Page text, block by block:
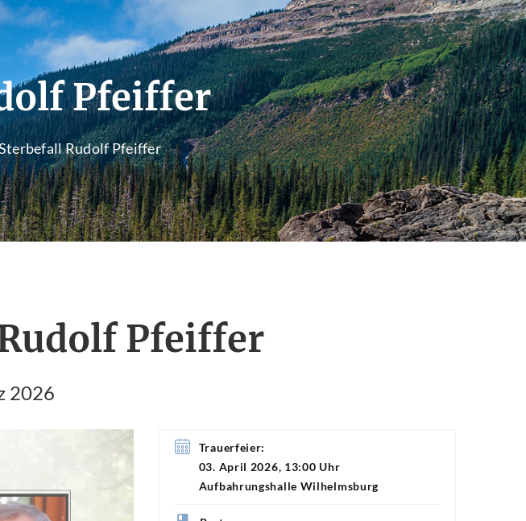
Pfeiffer
Rudolf Pfeiffer
Pfeiffer
2026
Trauerfeier:
03. April 2026, 13:00 Uhr
Aufbahrungshalle Wilhelmsburg